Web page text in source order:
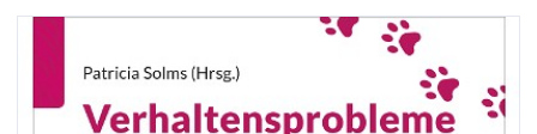
Service